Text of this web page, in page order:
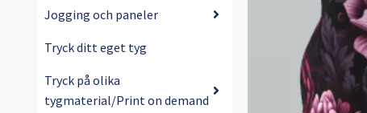
Jogging och paneler
Tryck ditt eget tyg
Tryck på olika
tygmaterial/Print on demand